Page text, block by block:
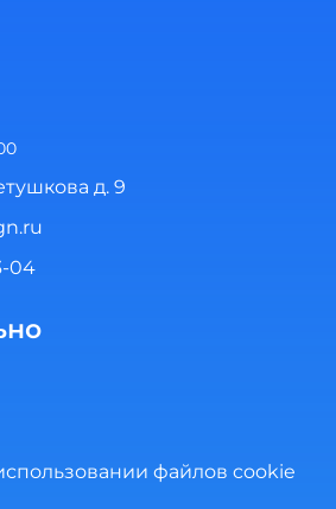
д. 9
04
файлов cookie